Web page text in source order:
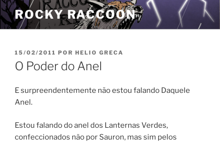
Pular
para
o
ROCKY RACCOON
PUBLICADO
EM
15/02/2011 POR HELIO GRECA
O Poder do Anel
E surpreendentemente não estou falando Daquele
Anel.
Estou falando do anel dos Lanternas Verdes,
confeccionados não por Sauron, mas sim pelos